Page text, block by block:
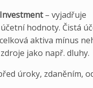
– vyjadřuje
hodnoty. Čistá
aktiva mínus
jako např. dluhy.
úroky, zdaněním,